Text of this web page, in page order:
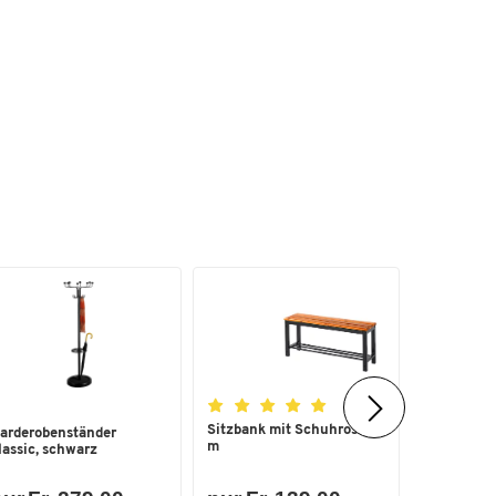
schwarz
Sitzbank mit Schuhrost, 1
m